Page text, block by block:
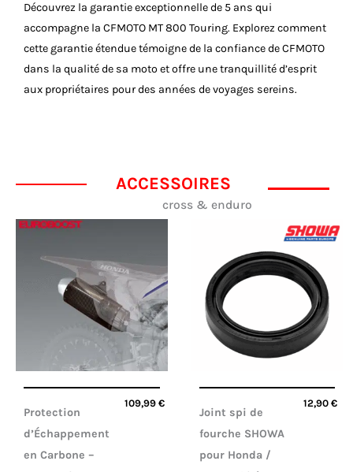
Découvrez la garantie exceptionnelle de 5 ans qui
accompagne la CFMOTO MT 800 Touring. Explorez comment
cette garantie étendue témoigne de la confiance de CFMOTO
dans la qualité de sa moto et offre une tranquillité d’esprit
aux propriétaires pour des années de voyages sereins.
ACCESSOIRES
cross & enduro
Protection
d’Échappement
en Carbone –
109,99€
Joint spi de
fourche SHOWA
pour Honda /
12,90 €